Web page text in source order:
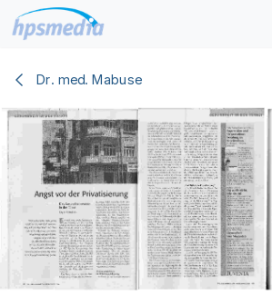
Zum Inhalt springen
Dr. med. Mabuse